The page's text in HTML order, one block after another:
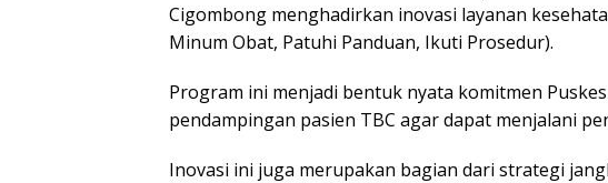
Cigombong menghadirkan inovasi layanan
Minum Obat, Patuhi Panduan, Ikuti Prosedur).
Program ini menjadi bentuk nyata komitmen
pendampingan pasien TBC agar dapat menjalani
Inovasi ini juga merupakan bagian dari strategi